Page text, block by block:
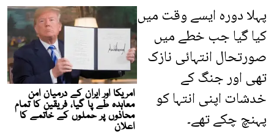
پہلا دورہ ایسے وقت میں
کیا گیا جب خطے میں
صورتحال انتہائی نازک
تھی اور جنگ کے
خدشات اپنی انتہا کو
پہنچ چکے تھے۔